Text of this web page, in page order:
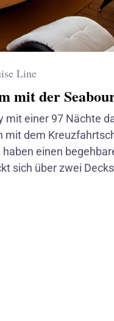
Line
mit der
einer 97 Nächte
dem
einen
sich über zwei